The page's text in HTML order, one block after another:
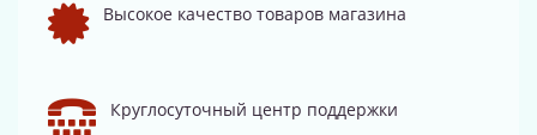
Высокое качество товаров магазина
Круглосуточный центр поддержки